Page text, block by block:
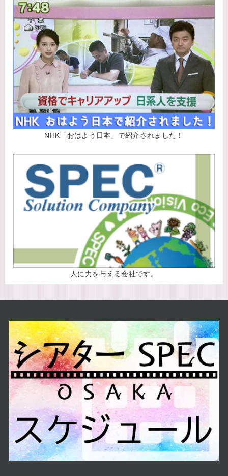
NHK「おはよう日本」で紹介されました！
人に力を与える会社です。